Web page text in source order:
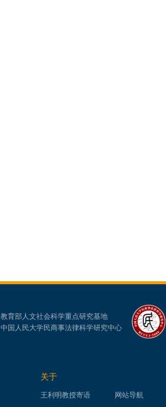
教育部人文社会科学重点研究基地
中国人民大学民商事法律科学研究中心
关于
王利明教授寄语 网站导航